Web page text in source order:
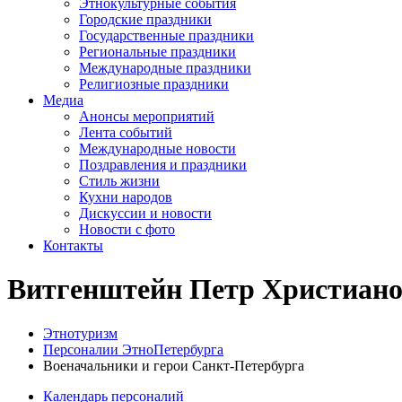
Этнокультурные события
Городские праздники
Государственные праздники
Региональные праздники
Международные праздники
Религиозные праздники
Медиа
Анонсы мероприятий
Лента событий
Международные новости
Поздравления и праздники
Cтиль жизни
Кухни народов
Дискуссии и новости
Новости с фото
Контакты
Витгенштейн Петр
Этнотуризм
Персоналии ЭтноПетербурга
Военачальники и герои Санкт-Петербурга
Календарь персоналий